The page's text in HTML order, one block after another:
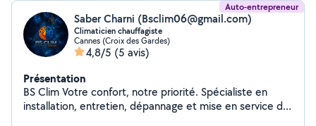
Auto-entrepreneur
Saber Charni (Bsclim06@gmail.com)
Climaticien chauffagiste
Cannes (Croix des Gardes)
4,8/5 (5 avis)
Présentation
BS Clim Votre confort, notre priorité. Spécialiste en
installation, entretien, dépannage et mise en service de